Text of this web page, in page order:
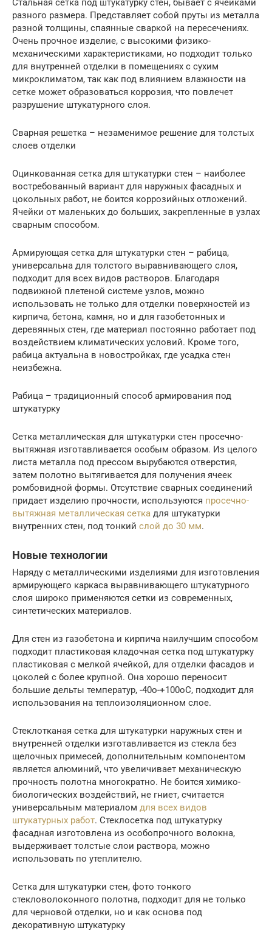
Стальная сетка под штукатурку стен, бывает с ячейками
разного размера. Представляет собой пруты из металла
разной толщины, спаянные сваркой на пересечениях.
Очень прочное изделие, с высокими физико-
механическими характеристиками, но подходит только
для внутренней отделки в помещениях с сухим
микроклиматом, так как под влиянием влажности на
сетке может образоваться коррозия, что повлечет
разрушение штукатурного слоя.
Сварная решетка – незаменимое решение для толстых
слоев отделки
Оцинкованная сетка для штукатурки стен – наиболее
востребованный вариант для наружных фасадных и
цокольных работ, не боится коррозийных отложений.
Ячейки от маленьких до больших, закрепленные в узлах
сварным способом.
Армирующая сетка для штукатурки стен – рабица,
универсальна для толстого выравнивающего слоя,
подходит для всех видов растворов. Благодаря
подвижной плетеной системе узлов, можно
использовать не только для отделки поверхностей из
кирпича, бетона, камня, но и для газобетонных и
деревянных стен, где материал постоянно работает под
воздействием климатических условий. Кроме того,
рабица актуальна в новостройках, где усадка стен
неизбежна.
Рабица – традиционный способ армирования под
штукатурку
Сетка металлическая для штукатурки стен просечно-
вытяжная изготавливается особым образом. Из целого
листа металла под прессом вырубаются отверстия,
затем полотно вытягивается для получения ячеек
ромбовидной формы. Отсутствие сварных соединений
придает изделию прочности, используются просечно-
вытяжная металлическая сетка для штукатурки
внутренних стен, под тонкий слой до 30 мм.
Новые технологии
Наряду с металлическими изделиями для изготовления
армирующего каркаса выравнивающего штукатурного
слоя широко применяются сетки из современных,
синтетических материалов.
Для стен из газобетона и кирпича наилучшим способом
подходит пластиковая кладочная сетка под штукатурку
пластиковая с мелкой ячейкой, для отделки фасадов и
цоколей с более крупной. Она хорошо переносит
большие дельты температур, -40о-+100оС, подходит для
использования на теплоизоляционном слое.
Стеклотканая сетка для штукатурки наружных стен и
внутренней отделки изготавливается из стекла без
щелочных примесей, дополнительным компонентом
является алюминий, что увеличивает механическую
прочность полотна многократно. Не боится химико-
биологических воздействий, не гниет, считается
универсальным материалом для всех видов
штукатурных работ. Стеклосетка под штукатурку
фасадная изготовлена из особопрочного волокна,
выдерживает толстые слои раствора, можно
использовать по утеплителю.
Сетка для штукатурки стен, фото тонкого
стекловолоконного полотна, подходит для не только
для черновой отделки, но и как основа под
декоративную штукатурку